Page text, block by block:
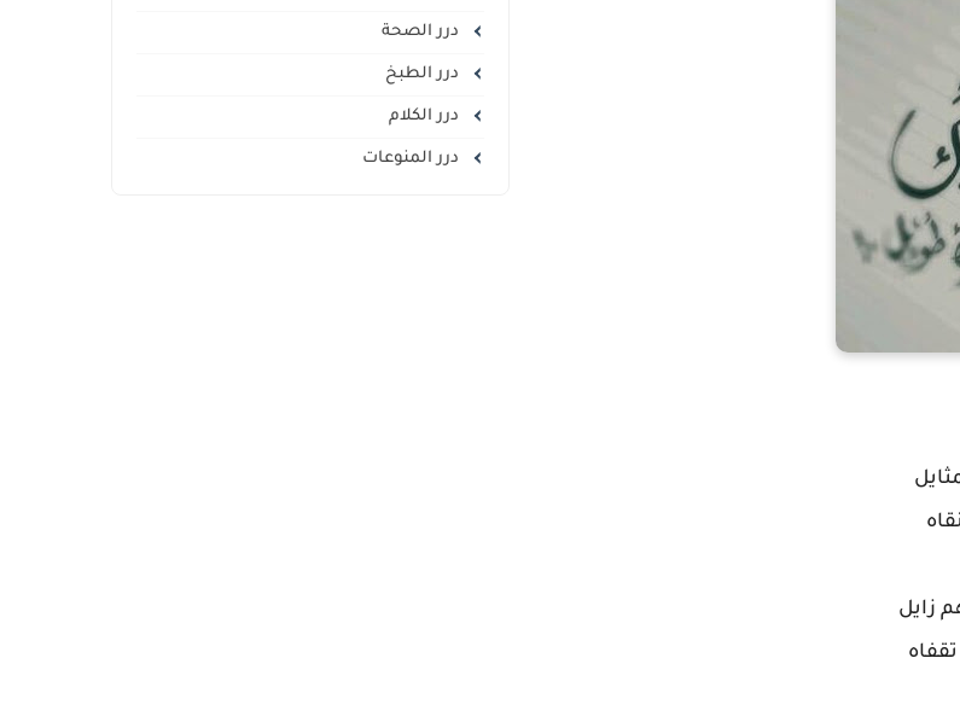
زايل
درر الصحة
درر الطبخ
درر الكلام
درر المنوعات